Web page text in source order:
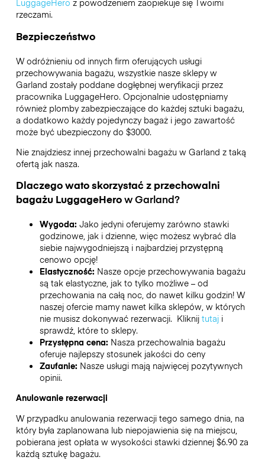
LuggageHero z powodzeniem zaopiekuje się Twoimi
rzeczami.
Bezpieczeństwo
W odróżnieniu od innych firm oferujących usługi
przechowywania bagażu, wszystkie nasze sklepy w
Garland zostały poddane dogłębnej weryfikacji przez
pracownika LuggageHero. Opcjonalnie udostępniamy
również plomby zabezpieczające do każdej sztuki bagażu,
a dodatkowo każdy pojedynczy bagaż i jego zawartość
może być ubezpieczony do $3000.
Nie znajdziesz innej przechowalni bagażu w Garland z taką
ofertą jak nasza.
Dlaczego wato skorzystać z przechowalni
bagażu LuggageHerowGarland?
Wygoda: Jako jedyni oferujemy zarówno stawki
godzinowe, jak i dzienne, więc możesz wybrać dla
siebie najwygodniejszą i najbardziej przystępną
cenowo opcję!
Elastyczność: Nasze opcje przechowywania bagażu
są tak elastyczne, jak to tylko możliwe – od
przechowania na całą noc, do nawet kilku godzin! W
naszej ofercie mamy nawet kilka sklepów, w których
nie musisz dokonywać rezerwacji. Kliknij tutaji
sprawdź, które to sklepy.
Przystępna cena: Nasza przechowalnia bagażu
oferuje najlepszy stosunek jakości do ceny
Zaufanie: Nasze usługi mają najwięcej pozytywnych
opinii.
Anulowanie rezerwacji
W przypadku anulowania rezerwacji tego samego dnia, na
który była zaplanowana lub niepojawienia się na miejscu,
pobierana jest opłata w wysokości stawki dziennej $6.90 za
każdą sztukę bagażu.